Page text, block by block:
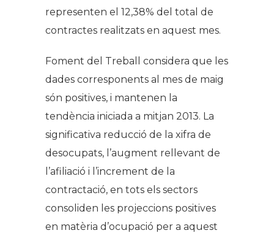
representen el 12,38% del total de
contractes realitzats en aquest mes.
Foment del Treball considera que les
dades corresponents al mes de maig
són positives, i mantenen la
tendència iniciada a mitjan 2013. La
significativa reducció de la xifra de
desocupats, l’augment rellevant de
l’afiliació i l’increment de la
contractació, en tots els sectors
consoliden les projeccions positives
en matèria d’ocupació per a aquest